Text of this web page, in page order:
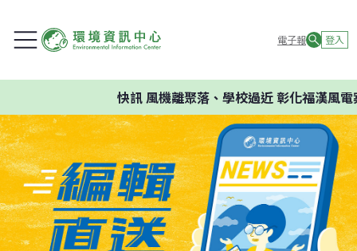
電子報 登入
快訊風機離聚落、學校過近 彰化福漢風電